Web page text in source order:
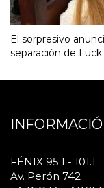
El sorpresivo
separación de Luck
FÉNIX 95.1 - 101.1
Av. Perón 742